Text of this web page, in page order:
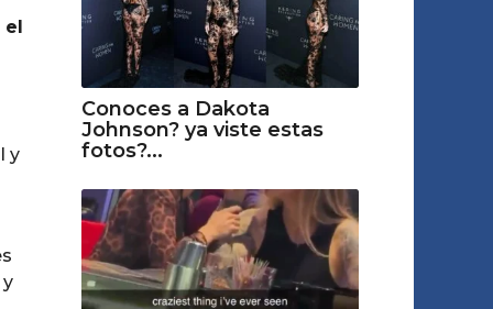
el
y
Conoces a Dakota
Johnson? ya viste estas
fotos?...